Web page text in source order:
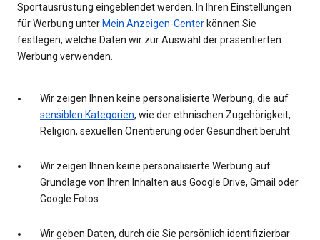
Sportausrüstung eingeblendet werden. In Ihren Einstellungen
für Werbung unterMein Anzeigen-Centerkönnen Sie
festlegen, welche Daten wir zur Auswahl der präsentierten
Werbung verwenden.
Wir zeigen Ihnen keine personalisierte Werbung, die auf
sensiblen Kategorien, wie der ethnischen Zugehörigkeit,
Religion, sexuellen Orientierung oder Gesundheit beruht.
Wir zeigen Ihnen keine personalisierte Werbung auf
Grundlage von Ihren Inhalten aus Google Drive, Gmail oder
Google Fotos.
Wir geben Daten, durch die Sie persönlich identifizierbar